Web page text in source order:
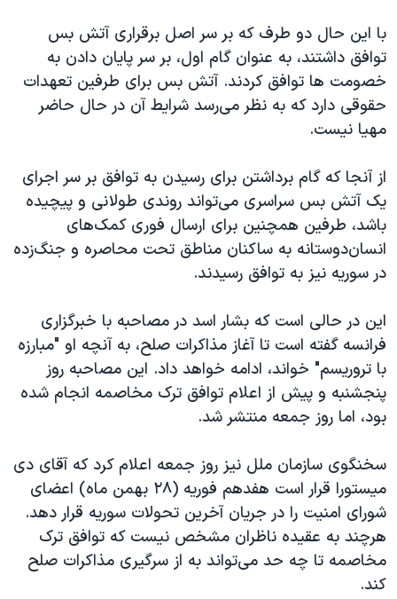
با این حال دو طرف که بر سر اصل برقراری آتش بس
توافق داشتند، به عنوان گام اول، بر سر پایان دادن به
خصومت ها توافق کردند. آتش بس برای طرفین تعهدات
حقوقی دارد که به نظر می‌رسد شرایط آن در حال حاضر
مهیا نیست.
از آنجا که گام برداشتن برای رسیدن به توافق بر سر اجرای
یک آتش بس سراسری می‌تواند روندی طولانی و پیچیده
باشد، طرفین همچنین برای ارسال فوری کمک‌های
انسان‌دوستانه به ساکنان مناطق تحت محاصره و جنگ‌زده
در سوریه نیز به توافق رسیدند.
این در حالی است که بشار اسد در مصاحبه با خبرگزاری
فرانسه گفته است تا آغاز مذاکرات صلح، به آنچه او "مبارزه
با تروریسم" خواند، ادامه خواهد داد. این مصاحبه روز
پنجشنبه و پیش از اعلام توافق ترک مخاصمه انجام شده
بود، اما روز جمعه منتشر شد.
سخنگوی سازمان ملل نیز روز جمعه اعلام کرد که آقای دی
میستورا قرار است هفدهم فوریه (۲۸ بهمن ماه) اعضای
شورای امنیت را در جریان آخرین تحولات سوریه قرار دهد.
هرچند به عقیده ناظران مشخص نیست که توافق ترک
مخاصمه تا چه حد می‌تواند به از سرگیری مذاکرات صلح
کند.